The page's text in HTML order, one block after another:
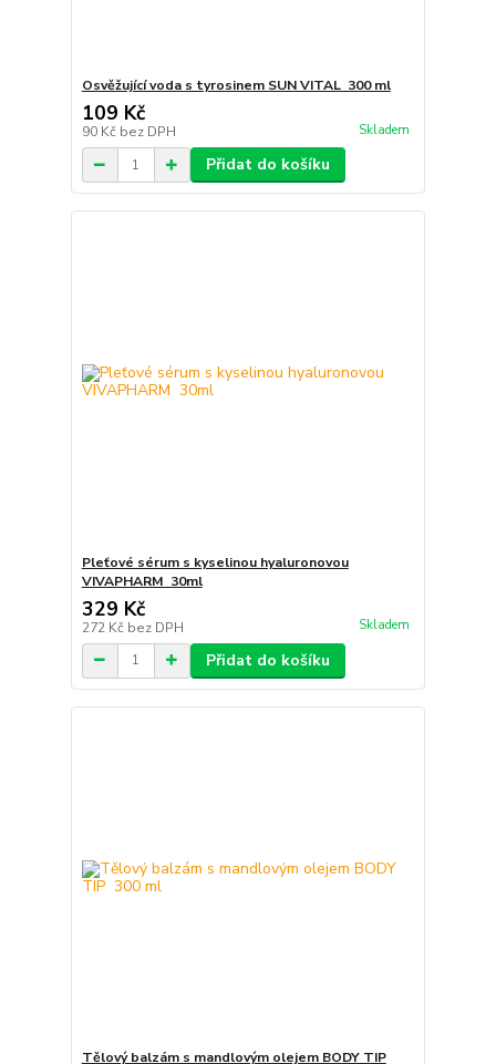
Osvěžující voda s tyrosinem SUN VITAL 300 ml
109 Kč
90 Kč bez DPH Skladem
Přidat do košíku
Pleťové sérum s kyselinou hyaluronovou
VIVAPHARM 30ml
329 Kč
272 Kč bez DPH Skladem
Přidat do košíku
Tělový balzám s mandlovým olejem BODY TIP